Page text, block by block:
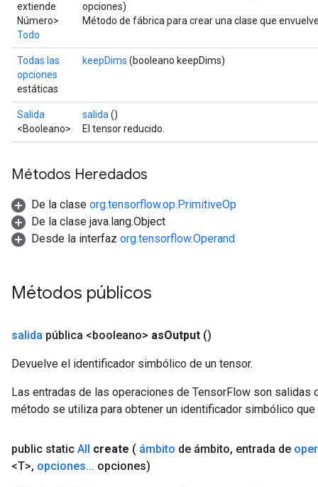
extiende
Número>
Todo
opciones)
Método de fábrica para crear una clase que
Todas las
opciones
estáticas
keepDims (booleano keepDims)
Salida
<Booleano>
salida ()
El tensor reducido.
Métodos Heredados
De la clase org.tensorflow.op.PrimitiveOp
De la clase java.lang.Object
Desde la interfaz org.tensorflow.Operand
Métodos públicos
salida pública <booleano> asOutput ()
Devuelve el identificador simbólico de un tensor.
Las entradas de las operaciones de TensorFlow son salidas
método se utiliza para obtener un identificador simbólico
public static All create ( ámbito de ámbito, entrada de
<T>, opciones... opciones)